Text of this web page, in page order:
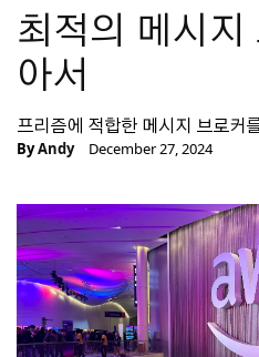
최적의 메시
아서
프리즘에 적합한 메시지 브로커
ByAndy December 27, 2024